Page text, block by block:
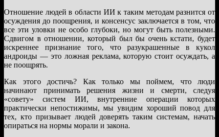
Отношение людей в области ИИ к таким методам разнится от
осуждения до поощрения, и консенсус заключается в том, что
все эти уловки не особо глубоки, но могут быть полезными.
Сдвигом в отношении, который был бы очень кстати, будет
искреннее признание того, что разукрашенные в кукол
андроиды — это ложная реклама, которую стоит осуждать, а
не поощрять.
Как этого достичь? Как только мы поймем, что люди
начинают принимать решения жизни и смерти, следуя
«совету» систем ИИ, внутренние операции которых
практически непостижимы, мы увидим хороший повод для
тех, кто призывает людей доверять таким системам, начать
опираться на нормы морали и закона.